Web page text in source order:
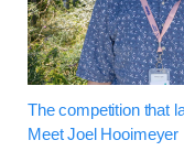
The competition that
Meet Joel Hooimeyer